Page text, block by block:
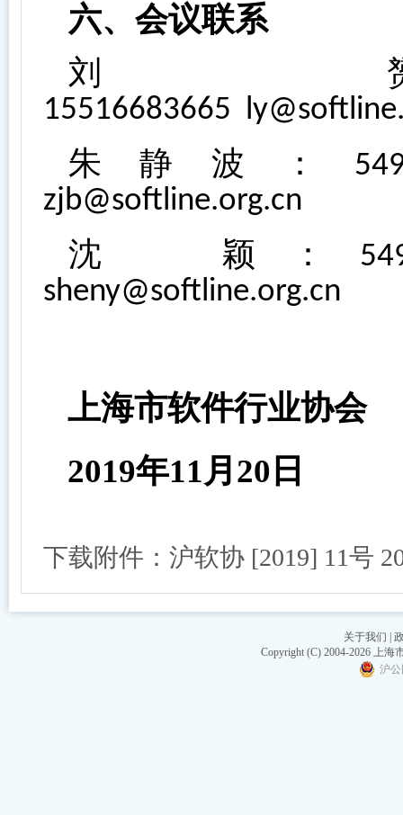
六、会议联系
刘
15516683665
朱静波：
zjb@softline.org.cn
沈 颖：
sheny@softline.org.cn
上海市软件行业协会
2019年11月20日
下载附件：沪软协 [2019] 11号
关于我们
Copyright (C) 2004-2026 上
沪公